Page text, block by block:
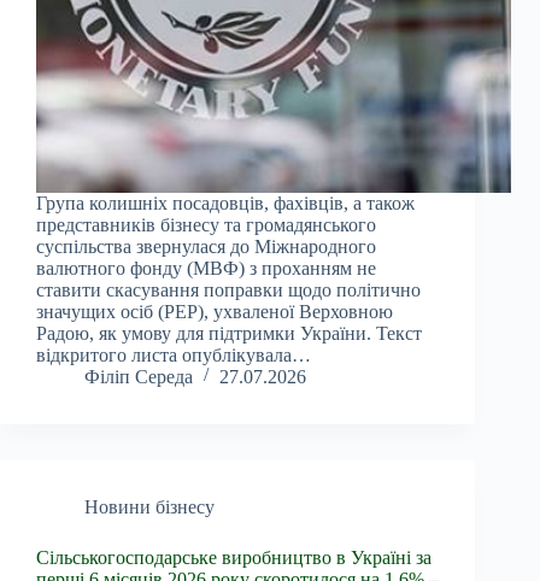
Група колишніх посадовців, фахівців, а також
представників бізнесу та громадянського
суспільства звернулася до Міжнародного
валютного фонду (МВФ) з проханням не
ставити скасування поправки щодо політично
значущих осіб (PEP), ухваленої Верховною
Радою, як умову для підтримки України. Текст
відкритого листа опублікувала…
Філіп Середа
27.07.2026
Новини бізнесу
Сільськогосподарське виробництво в Україні за